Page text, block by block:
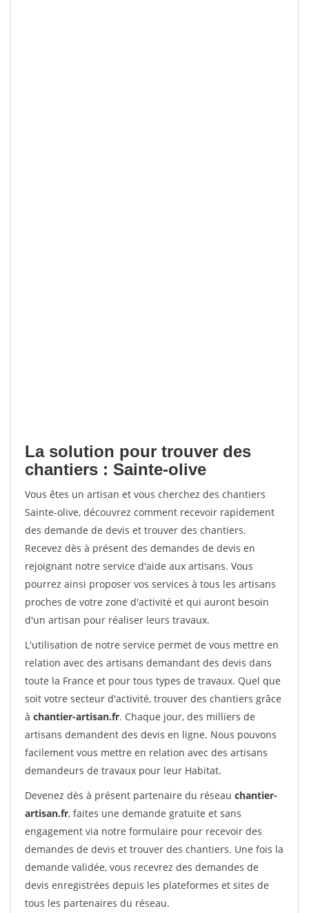
La solution pour trouver des
chantiers : Sainte-olive
Vous êtes un artisan et vous cherchez des chantiers
Sainte-olive, découvrez comment recevoir rapidement
des demande de devis et trouver des chantiers.
Recevez dès à présent des demandes de devis en
rejoignant notre service d'aide aux artisans. Vous
pourrez ainsi proposer vos services à tous les artisans
proches de votre zone d'activité et qui auront besoin
d'un artisan pour réaliser leurs travaux.
L'utilisation de notre service permet de vous mettre en
relation avec des artisans demandant des devis dans
toute la France et pour tous types de travaux. Quel que
soit votre secteur d'activité, trouver des chantiers grâce
à chantier-artisan.fr. Chaque jour, des milliers de
artisans demandent des devis en ligne. Nous pouvons
facilement vous mettre en relation avec des artisans
demandeurs de travaux pour leur Habitat.
Devenez dès à présent partenaire du réseau chantier-
artisan.fr, faites une demande gratuite et sans
engagement via notre formulaire pour recevoir des
demandes de devis et trouver des chantiers. Une fois la
demande validée, vous recevrez des demandes de
devis enregistrées depuis les plateformes et sites de
tous les partenaires du réseau.